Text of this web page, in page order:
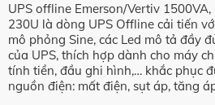
UPS offline Emerson/Vertiv
230U là dòng UPS Offline cải tiến
mô phỏng Sine, các Led mô tả đầy
của UPS, thích hợp dành cho máy
tính tiền, đầu ghi hình,… khắc phục
nguồn điện: mất điện, sụt áp, tăng